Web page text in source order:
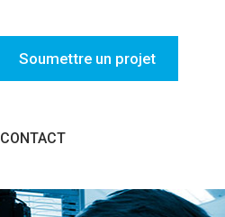
Soumettre un projet
CONTACT